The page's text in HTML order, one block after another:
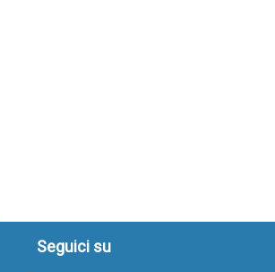
Seguici su